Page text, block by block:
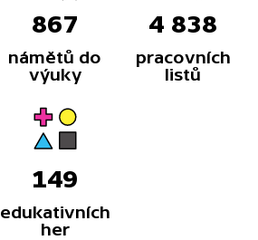
867
námětů do
výuky
4 838
pracovních
listů
149
edukativních
her